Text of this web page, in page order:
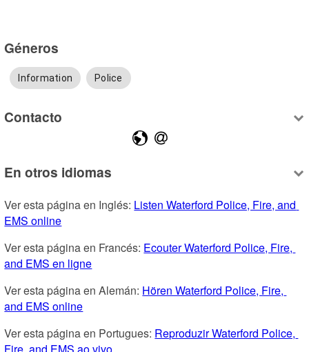
Géneros
Information Police
Contacto
En otros idiomas
Ver esta página en Inglés: Listen Waterford Police, Fire, and
EMS online
Ver esta página en Francés: Ecouter Waterford Police, Fire,
and EMS en ligne
Ver esta página en Alemán: Hören Waterford Police, Fire,
and EMS online
Ver esta página en Portugues: Reproduzir Waterford Police,
Fire, and EMS ao vivo